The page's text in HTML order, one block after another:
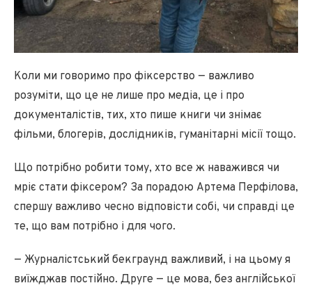
Коли ми говоримо про фіксерство — важливо
розуміти, що це не лише про медіа, це і про
документалістів, тих, хто пише книги чи знімає
фільми, блогерів, дослідників, гуманітарні місії тощо.
Що потрібно робити тому, хто все ж наважився чи
мріє стати фіксером? За порадою Артема Перфілова,
спершу важливо чесно відповісти собі, чи справді це
те, що вам потрібно і для чого.
— Журналістський бекграунд важливий, і на цьому я
виїжджав постійно. Друге — це мова, без англійської